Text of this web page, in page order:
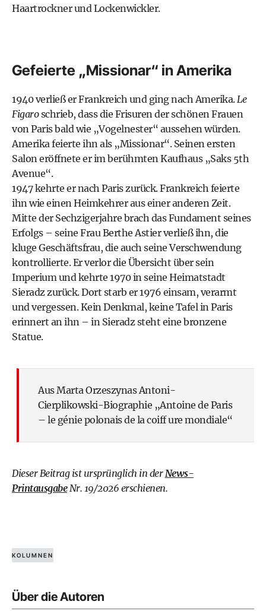
Haartrockner und Lockenwickler.
Gefeierte „Missionar“ in Amerika
1940 verließ er Frankreich und ging nach Amerika.Le
Figaroschrieb, dass die Frisuren der schönen Frauen
von Paris bald wie „Vogelnester“ aussehen würden.
Amerika feierte ihn als „Missionar“. Seinen ersten
Salon eröffnete er im berühmten Kaufhaus „Saks 5th
Avenue“.
1947 kehrte er nach Paris zurück. Frankreich feierte
ihn wie einen Heimkehrer aus einer anderen Zeit.
Mitte der Sechzigerjahre brach das Fundament seines
Erfolgs – seine Frau Berthe Astier verließ ihn, die
kluge Geschäftsfrau, die auch seine Verschwendung
kontrollierte. Er verlor die Übersicht über sein
Imperium und kehrte 1970 in seine Heimatstadt
Sieradz zurück. Dort starb er 1976 einsam, verarmt
und vergessen. Kein Denkmal, keine Tafel in Paris
erinnert an ihn – in Sieradz steht eine bronzene
Statue.
Aus Marta Orzeszynas Antoni-
Cierplikowski-Biographie „Antoine de Paris
– le génie polonais de la coiff ure mondiale“
Dieser Beitrag ist ursprünglich in derNews-
PrintausgabeNr. 19/2026 erschienen.
KOLUMNEN
Über die Autoren